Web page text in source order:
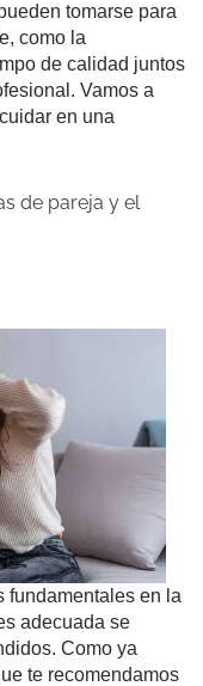
tomarse para
como la
de calidad juntos
Vamos a
en una
de pareja y el
fundamentales en la
adecuada se
Como ya
te recomendamos